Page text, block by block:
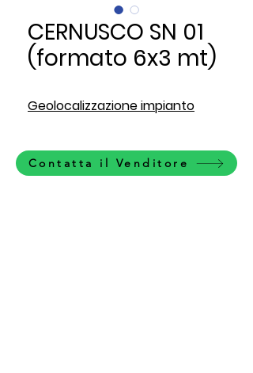
CERNUSCO SN 01
(formato 6x3 mt)
Geolocalizzazione impianto
Contatta il Venditore